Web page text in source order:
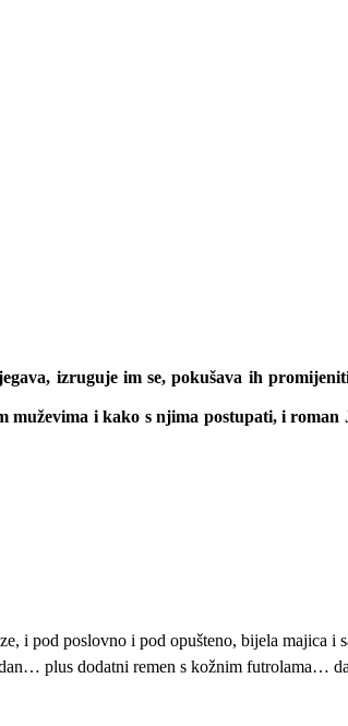
izruguje im se, pokušava ih
muževima i kako s njima postupati, i
i pod poslovno i pod opušteno, bijela majica i
plus dodatni remen s kožnim futrolama…